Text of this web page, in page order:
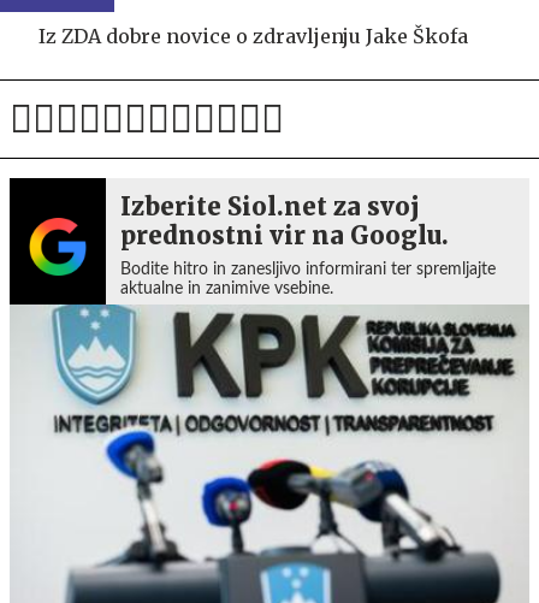
Iz ZDA dobre novice o zdravljenju Jake Škofa
Izberite Siol.net za svoj
prednostni vir na Googlu.
Bodite hitro in zanesljivo informirani ter spremljajte
aktualne in zanimive vsebine.